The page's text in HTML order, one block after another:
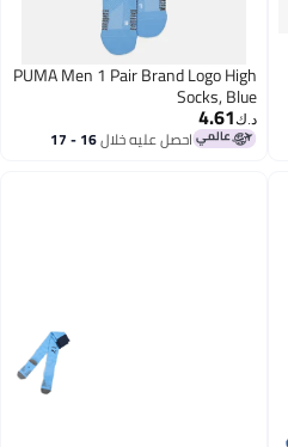
PUMA Men 1 Pair Brand Logo High
Socks, Blue
د.ك‏4.61
احصل عليه خلال 16 - 17